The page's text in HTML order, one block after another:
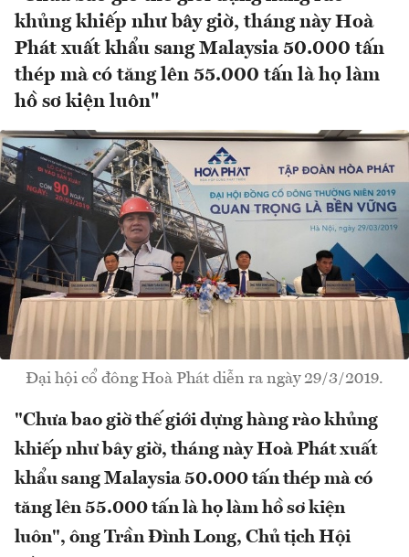
khủng khiếp như bây giờ, tháng này Hoà
Phát xuất khẩu sang Malaysia 50.000 tấn
thép mà có tăng lên 55.000 tấn là họ làm
hồ sơ kiện luôn"
Đại hội cổ đông Hoà Phát diễn ra ngày 29/3/2019.
"Chưa bao giờ thế giới dựng hàng rào khủng
khiếp như bây giờ, tháng này Hoà Phát xuất
khẩu sang Malaysia 50.000 tấn thép mà có
tăng lên 55.000 tấn là họ làm hồ sơ kiện
luôn", ông Trần Đình Long, Chủ tịch Hội